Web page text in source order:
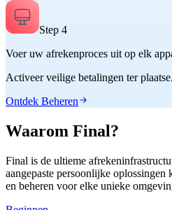
Step 4
Voer uw afrekenproces uit op elk
Activeer veilige betalingen ter plaatse.
Ontdek Beheren
Waarom Final?
Final is de ultieme
aangepaste persoonlijke
en beheren voor elke unieke